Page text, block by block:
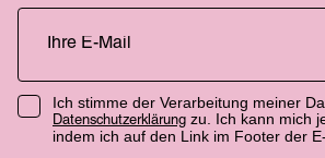
Ich stimme der Verarbeitung meiner
Datenschutzerklärung zu. Ich kann mich
indem ich auf den Link im Footer der